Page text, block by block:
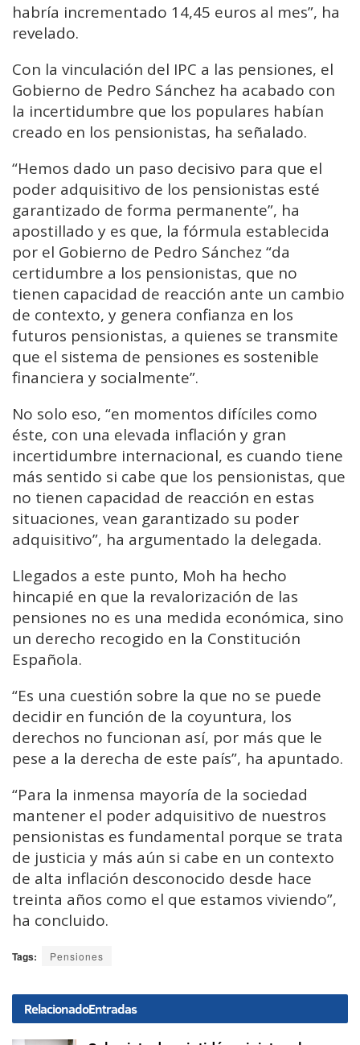
habría incrementado 14,45 euros al mes”, ha
revelado.
Con la vinculación del IPC a las pensiones, el
Gobierno de Pedro Sánchez ha acabado con
la incertidumbre que los populares habían
creado en los pensionistas, ha señalado.
“Hemos dado un paso decisivo para que el
poder adquisitivo de los pensionistas esté
garantizado de forma permanente”, ha
apostillado y es que, la fórmula establecida
por el Gobierno de Pedro Sánchez “da
certidumbre a los pensionistas, que no
tienen capacidad de reacción ante un cambio
de contexto, y genera confianza en los
futuros pensionistas, a quienes se transmite
que el sistema de pensiones es sostenible
financiera y socialmente”.
No solo eso, “en momentos difíciles como
éste, con una elevada inflación y gran
incertidumbre internacional, es cuando tiene
más sentido si cabe que los pensionistas, que
no tienen capacidad de reacción en estas
situaciones, vean garantizado su poder
adquisitivo”, ha argumentado la delegada.
Llegados a este punto, Moh ha hecho
hincapié en que la revalorización de las
pensiones no es una medida económica, sino
un derecho recogido en la Constitución
Española.
“Es una cuestión sobre la que no se puede
decidir en función de la coyuntura, los
derechos no funcionan así, por más que le
pese a la derecha de este país”, ha apuntado.
“Para la inmensa mayoría de la sociedad
mantener el poder adquisitivo de nuestros
pensionistas es fundamental porque se trata
de justicia y más aún si cabe en un contexto
de alta inflación desconocido desde hace
treinta años como el que estamos viviendo”,
ha concluido.
Tags: Pensiones
RelacionadoEntradas